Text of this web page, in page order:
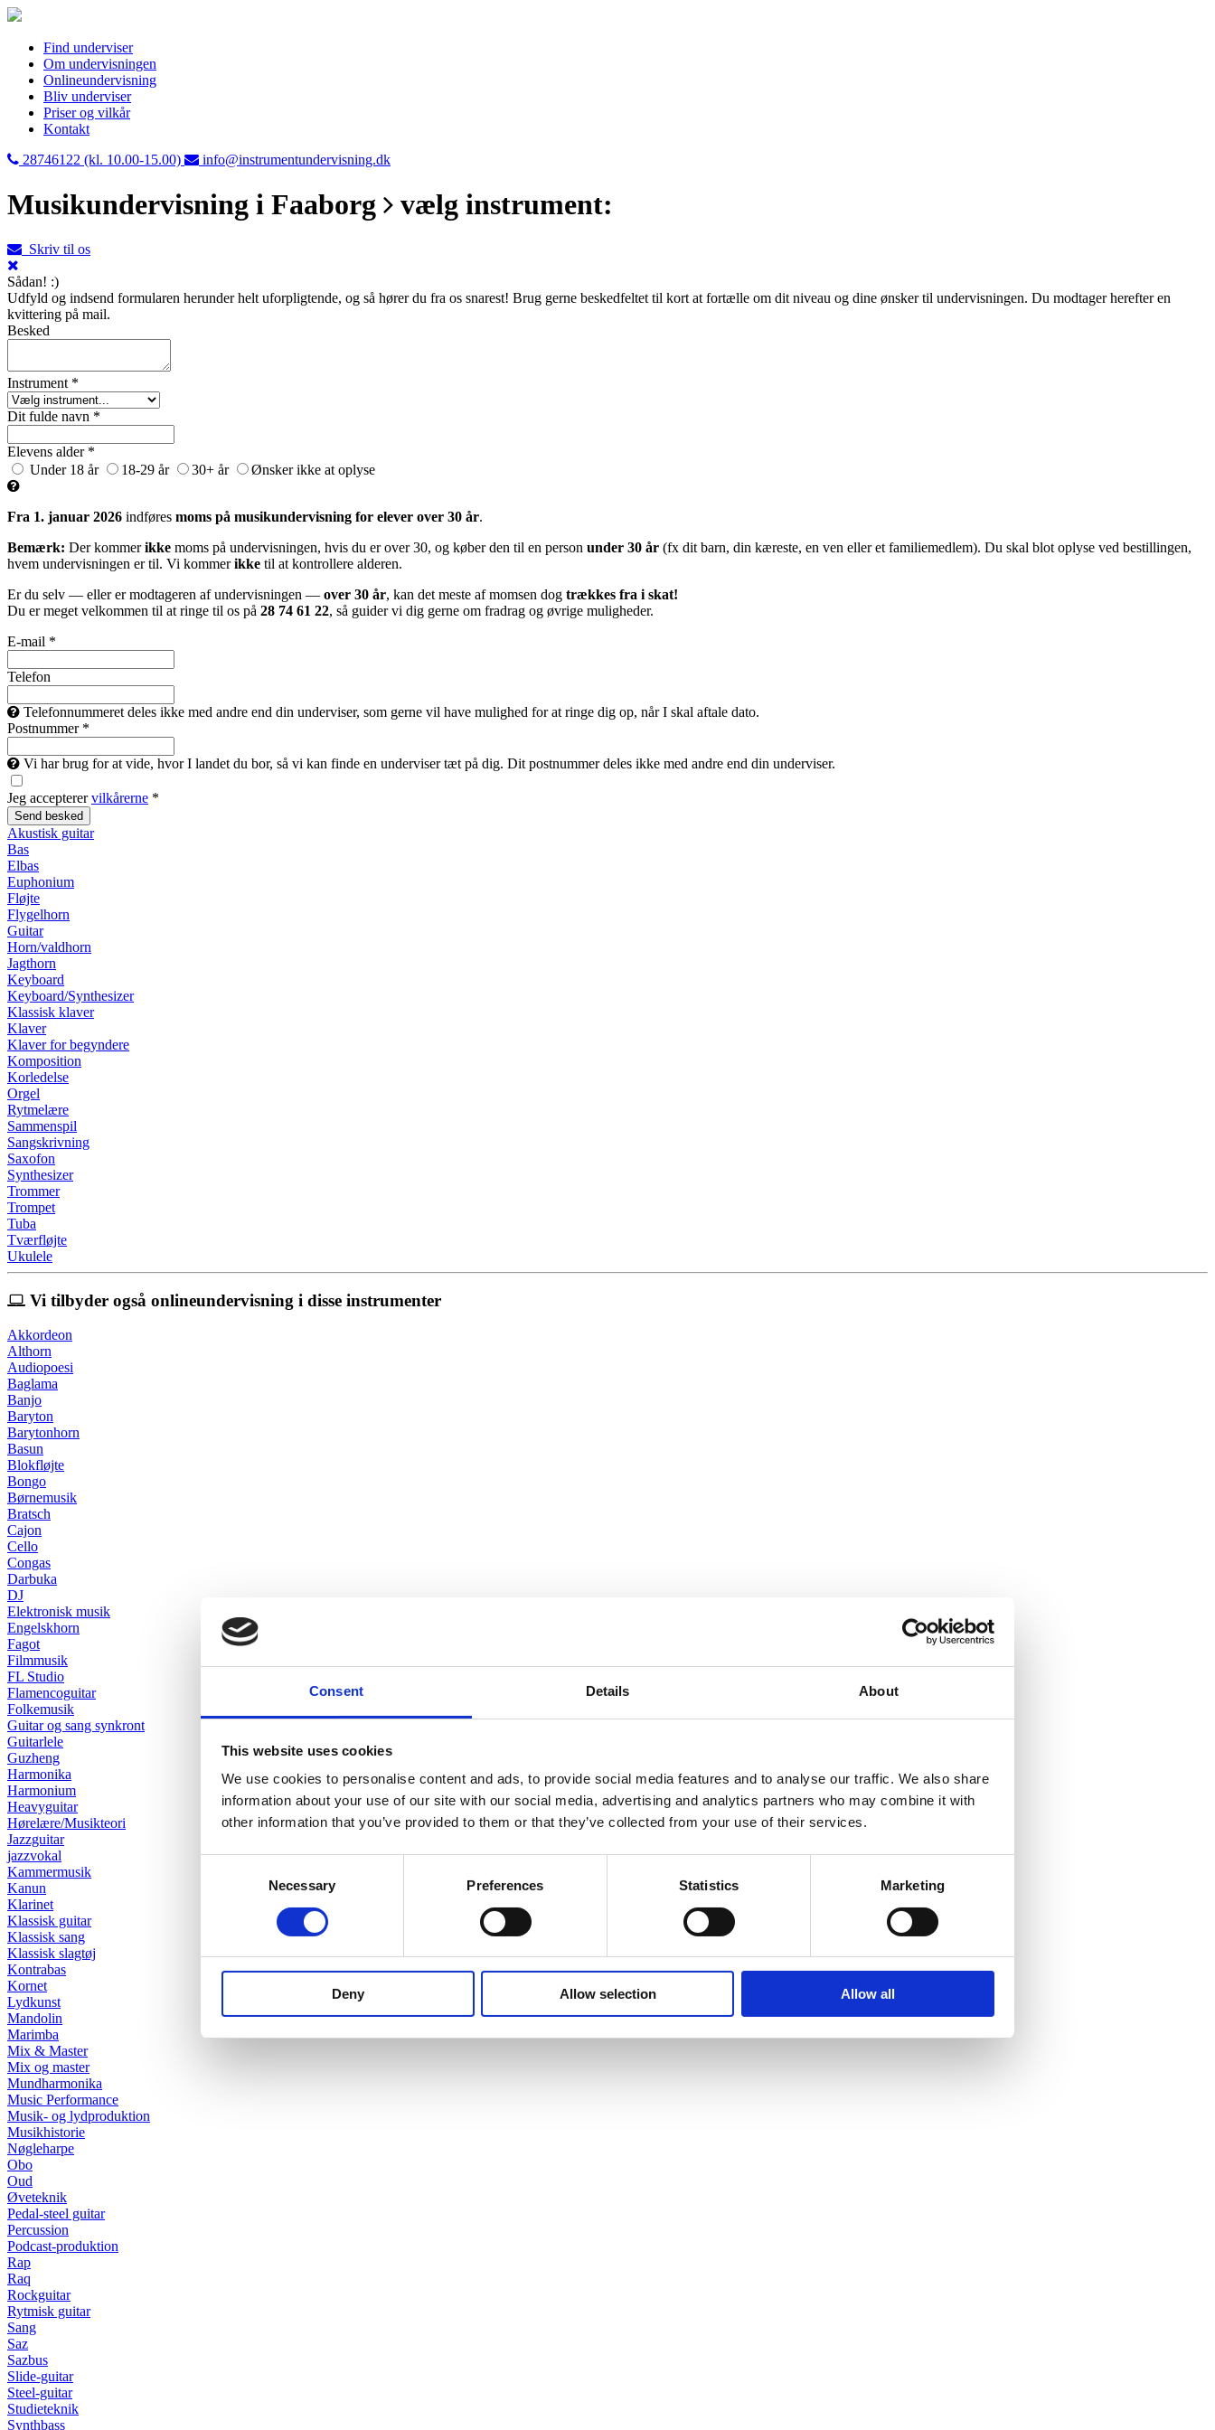
Consent Details About
This website uses cookies
We use cookies to personalise content and ads, to provide social media features and to analyse our traffic. We also share
information about your use of our site with our social media, advertising and analytics partners who may combine it with
other information that you’ve provided to them or that they’ve collected from your use of their services.
Necessary Preferences Statistics Marketing
Deny Allow selection Allow all
Find underviser
Om undervisningen
Onlineundervisning
Bliv underviser
Priser og vilkår
Kontakt
28746122 (kl. 10.00-15.00)
info@instrumentundervisning.dk
Musikundervisning i Faaborg vælg instrument:
Skriv til os
Sådan! :)
Udfyld og indsend formularen herunder helt uforpligtende, og så hører du fra os snarest! Brug gerne beskedfeltet til kort at fortælle om dit niveau og dine ønsker til undervisningen. Du modtager herefter en
kvittering på mail.
Besked
Instrument *
Dit fulde navn *
Elevens alder *
Under 18 år
18-29 år 30+ år Ønsker ikke at oplyse
Fra 1. januar 2026 indføres moms på musikundervisning for elever over 30 år.
Bemærk: Der kommerikke moms på undervisningen, hvis du er over 30, og køber den til en person under 30 år (fx dit barn, din kæreste, en ven eller et familiemedlem). Du skal blot oplyse ved bestillingen,
hvem undervisningen er til. Vi kommerikke til at kontrollere alderen.
Er du selv — eller er modtageren af undervisningen — over 30 år, kan det meste af momsen dog trækkes fra i skat!
Du er meget velkommen til at ringe til os på 28 74 61 22, så guider vi dig gerne om fradrag og øvrige muligheder.
E-mail *
Telefon
Telefonnummeret deles ikke med andre end din underviser, som gerne vil have mulighed for at ringe dig op, når I skal aftale dato.
Postnummer *
Vi har brug for at vide, hvor I landet du bor, så vi kan finde en underviser tæt på dig. Dit postnummer deles ikke med andre end din underviser.
Jeg accepterervilkårerne *
Akustisk guitar
Bas
Elbas
Euphonium
Fløjte
Flygelhorn
Guitar
Horn/valdhorn
Jagthorn
Keyboard
Keyboard/Synthesizer
Klassisk klaver
Klaver
Klaver for begyndere
Komposition
Korledelse
Orgel
Rytmelære
Sammenspil
Sangskrivning
Saxofon
Synthesizer
Trommer
Trompet
Tuba
Tværfløjte
Ukulele
Vi tilbyder også onlineundervisning i disse instrumenter
Akkordeon
Althorn
Audiopoesi
Baglama
Banjo
Baryton
Barytonhorn
Basun
Blokfløjte
Bongo
Børnemusik
Bratsch
Cajon
Cello
Congas
Darbuka
DJ
Elektronisk musik
Engelskhorn
Fagot
Filmmusik
FL Studio
Flamencoguitar
Folkemusik
Guitar og sang synkront
Guitarlele
Guzheng
Harmonika
Harmonium
Heavyguitar
Hørelære/Musikteori
Jazzguitar
jazzvokal
Kammermusik
Kanun
Klarinet
Klassisk guitar
Klassisk sang
Klassisk slagtøj
Kontrabas
Kornet
Lydkunst
Mandolin
Marimba
Mix & Master
Mix og master
Mundharmonika
Music Performance
Musik- og lydproduktion
Musikhistorie
Nøgleharpe
Obo
Oud
Øveteknik
Pedal-steel guitar
Percussion
Podcast-produktion
Rap
Raq
Rockguitar
Rytmisk guitar
Sang
Saz
Sazbus
Slide-guitar
Steel-guitar
Studieteknik
Synthbass